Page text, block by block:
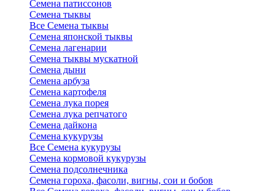
Семена патиссонов
Семена тыквы
Все Семена тыквы
Семена японской тыквы
Семена лагенарии
Семена тыквы мускатной
Семена дыни
Семена арбуза
Семена картофеля
Семена лука порея
Семена лука репчатого
Семена дайкона
Семена кукурузы
Все Семена кукурузы
Семена кормовой кукурузы
Семена подсолнечника
Семена гороха, фасоли, вигны, сои и бобов